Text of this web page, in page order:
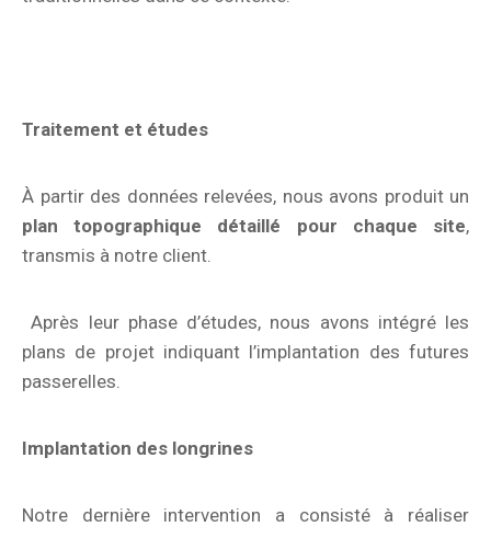
Traitement et études
À partir des données relevées, nous avons produit un
plan topographique détaillé pour chaque site,
transmis à notre client.
Après leur phase d’études, nous avons intégré les
plans de projet indiquant l’implantation des futures
passerelles.
Implantation des longrines
Notre dernière intervention a consisté à réaliser